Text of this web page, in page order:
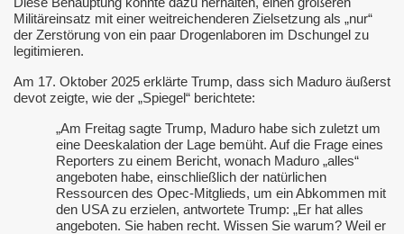
Militäreinsatz mit einer weitreichenderen Zielsetzung als „nur“
der Zerstörung von ein paar Drogenlaboren im Dschungel zu
legitimieren.
Am 17. Oktober 2025 erklärte Trump, dass sich Maduro äußerst
devot zeigte, wie der „Spiegel“ berichtete:
„Am Freitag sagte Trump, Maduro habe sich zuletzt um
eine Deeskalation der Lage bemüht. Auf die Frage eines
Reporters zu einem Bericht, wonach Maduro „alles“
angeboten habe, einschließlich der natürlichen
Ressourcen des Opec-Mitglieds, um ein Abkommen mit
den USA zu erzielen, antwortete Trump: „Er hat alles
angeboten. Sie haben recht. Wissen Sie warum? Weil er